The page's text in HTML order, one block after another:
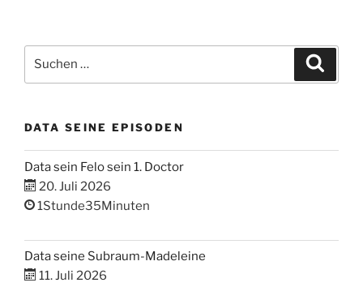
nach:
DATA SEINE EPISODEN
Data sein Felo sein 1. Doctor
20. Juli 2026
1Stunde35Minuten
Data seine Subraum-Madeleine
11. Juli 2026